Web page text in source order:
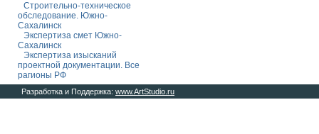
Строительно-техническое
обследование. Южно-
Сахалинск
Экспертиза смет Южно-
Сахалинск
Экспертиза изысканий
проектной документации. Все
рагионы РФ
Разработка и Поддержка: www.ArtStudio.ru